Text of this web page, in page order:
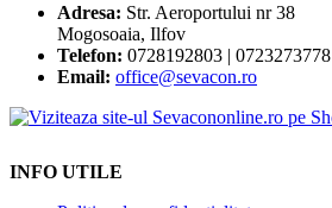
Adresa: Str. Aeroportului nr 38
Mogosoaia, Ilfov
Telefon: 0728192803 | 0723273778
Email: office@sevacon.ro
INFO UTILE